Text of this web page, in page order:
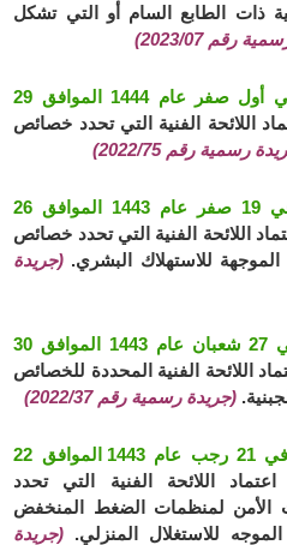
ذات الطابع السام أو التي تشكل
رقم 2023/07)
قرار وزاري مشترك مؤرّخ في أول صفر عام 1444 الموافق 29
اللائحة الفنية التي تحدد خصائص
رسمية رقم 2022/75)
قرار وزاري مشترك مؤرخ في 19 صفر عام 1443 الموافق 26
اللائحة الفنية التي تحدد خصائص
الموجهة للاستهلاك البشري. (جريدة
قرار وزاري مشترك مؤرخ في 27 شعبان عام 1443 الموافق 30
اللائحة الفنية المحددة للخصائص
(جريدة رسمية رقم 2022/37)
قرار وزاري مشترك مؤرخ في 21 رجب عام 1443 الموافق 22
اللائحة الفنية التي تحدد
الأمن لمنظمات الضغط المنخفض
للاستغلال المنزلي. (جريدة